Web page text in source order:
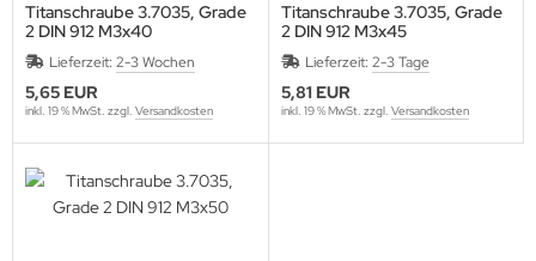
Titanschraube 3.7035, Grade
2 DIN 912 M3x40
Lieferzeit: 2-3 Wochen
5,65 EUR
inkl. 19 % MwSt. zzgl. Versandkosten
Titanschraube 3.7035, Grade
2 DIN 912 M3x45
Lieferzeit: 2-3 Tage
5,81 EUR
inkl. 19 % MwSt. zzgl. Versandkosten